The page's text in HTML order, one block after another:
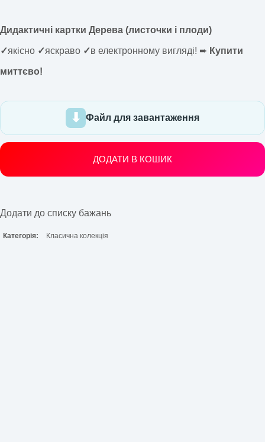
Дидактичні картки Дерева (листочки і плоди)
✓якісно ✓яскраво ✓в електронному вигляді! ➨ Купити
миттєво!
Файл для завантаження
ДОДАТИ В КОШИК
Додати до списку бажань
Категорія: Класична колекція